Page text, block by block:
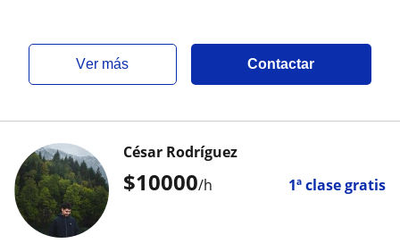
ver más Contactar
$10000/h 1ª clase gratis
César Rodríguez